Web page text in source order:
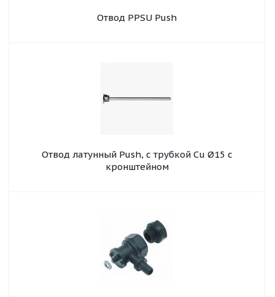
Отвод PPSU Push
Отвод латунный Push, с трубкой Cu Ø15 с
кронштейном